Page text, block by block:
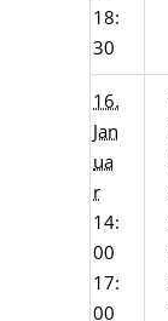
18:
30
16.
Jan
ua
r
14:
00
17:
00